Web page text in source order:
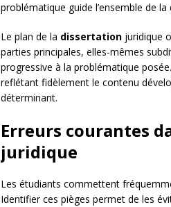
problématique guide l’ensemble de
Le plan de la dissertation juridique
parties principales, elles-mêmes
progressive à la problématique
reflétant fidèlement le contenu
déterminant.
Erreurs courantes
juridique
Les étudiants commettent
Identifier ces pièges permet de les